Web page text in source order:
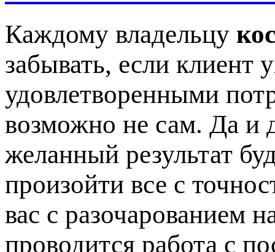
Каждому владельцу
забывать, если клиент
удовлетворенными
возможно не сам. Да и
желанный результат
произойти все с
вас с разочарованием
проводится работа с